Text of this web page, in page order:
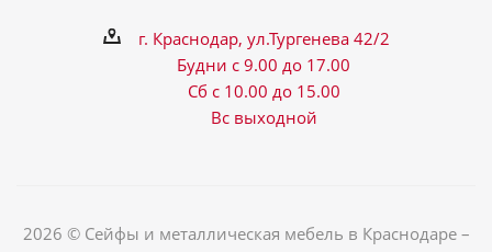
г. Краснодар, ул.Тургенева 42/2
Будни с 9.00 до 17.00
Сб с 10.00 до 15.00
Вс выходной
2026 © Сейфы и металлическая мебель в Краснодаре –